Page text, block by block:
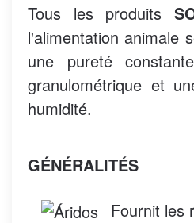
Tous les produits
l'alimentation animale
une pureté
granulométrique et
humidité.
GÉNÉRALITÉS
Fournit les